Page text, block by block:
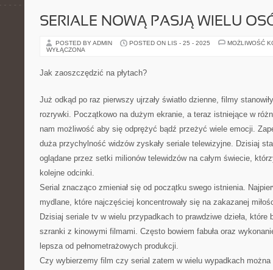
SERIALE NOWĄ PASJĄ WIELU
POSTED BY ADMIN POSTED ON LIS - 25 - 2025
MOŻLIWOŚĆ
WYŁĄCZONA
Jak zaoszczędzić na płytach?
Już odkąd po raz pierwszy ujrzały światło dzienne, filmy
rozrywki. Początkowo na dużym ekranie, a teraz istniejące w
nam możliwość aby się odprężyć bądź przeżyć wiele emocji.
duża przychylność widzów zyskały seriale telewizyjne. Dzisiaj
oglądane przez setki milionów telewidzów na całym świecie,
kolejne odcinki.
Serial znacząco zmieniał się od początku swego istnienia.
mydlane, które najczęściej koncentrowały się na zakazanej
Dzisiaj seriale tv w wielu przypadkach to prawdziwe dzieła, które
szranki z kinowymi filmami. Często bowiem fabuła oraz
lepsza od pełnometrażowych produkcji.
Czy wybierzemy film czy serial zatem w wielu wypadkach